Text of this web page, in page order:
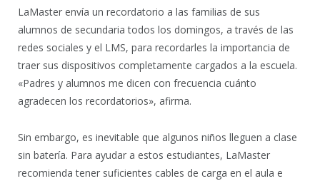
LaMaster envía un recordatorio a las familias de sus
alumnos de secundaria todos los domingos, a través de las
redes sociales y el LMS, para recordarles la importancia de
traer sus dispositivos completamente cargados a la escuela.
«Padres y alumnos me dicen con frecuencia cuánto
agradecen los recordatorios», afirma.
Sin embargo, es inevitable que algunos niños lleguen a clase
sin batería. Para ayudar a estos estudiantes, LaMaster
recomienda tener suficientes cables de carga en el aula e